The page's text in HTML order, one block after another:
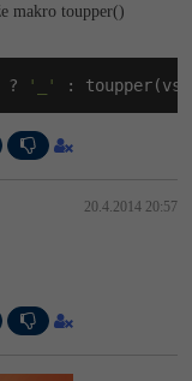
makro toupper()
? '_' :
20.4.2014 20:57